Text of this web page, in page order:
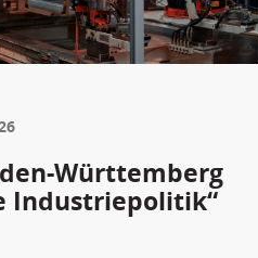
Württemberg
Industriepolitik“